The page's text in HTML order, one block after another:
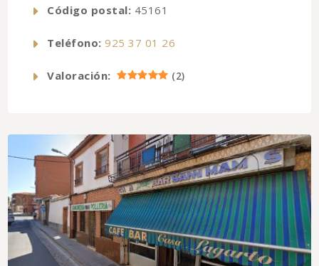
Código postal: 45161
Teléfono: 925 37 01 26
Valoración: (2)